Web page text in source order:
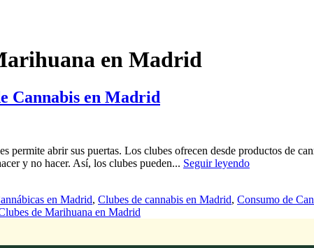
en Madrid
Cannabis en Madrid
abrir sus puertas. Los clubes ofrecen desde productos de
y no hacer. Así, los clubes pueden... Seguir leyendo
en Madrid, Clubes de cannabis en Madrid, Consumo de
de Marihuana en Madrid